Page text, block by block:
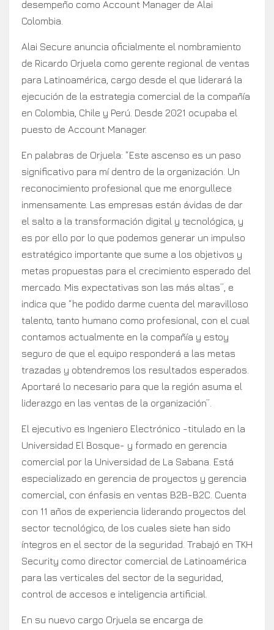
desempeño como Account Manager de Alai
Colombia.
Alai Secure anuncia oficialmente el nombramiento
de Ricardo Orjuela como gerente regional de ventas
para Latinoamérica, cargo desde el que liderará la
ejecución de la estrategia comercial de la compañía
en Colombia, Chile y Perú. Desde 2021 ocupaba el
puesto de Account Manager.
En palabras de Orjuela: “Este ascenso es un paso
significativo para mí dentro de la organización. Un
reconocimiento profesional que me enorgullece
inmensamente. Las empresas están ávidas de dar
el salto a la transformación digital y tecnológica, y
es por ello por lo que podemos generar un impulso
estratégico importante que sume a los objetivos y
metas propuestas para el crecimiento esperado del
mercado. Mis expectativas son las más altas”, e
indica que “he podido darme cuenta del maravilloso
talento, tanto humano como profesional, con el cual
contamos actualmente en la compañía y estoy
seguro de que el equipo responderá a las metas
trazadas y obtendremos los resultados esperados.
Aportaré lo necesario para que la región asuma el
liderazgo en las ventas de la organización”.
El ejecutivo es Ingeniero Electrónico -titulado en la
Universidad El Bosque- y formado en gerencia
comercial por la Universidad de La Sabana. Está
especializado en gerencia de proyectos y gerencia
comercial, con énfasis en ventas B2B-B2C. Cuenta
con 11 años de experiencia liderando proyectos del
sector tecnológico, de los cuales siete han sido
íntegros en el sector de la seguridad. Trabajó en TKH
Security como director comercial de Latinoamérica
para las verticales del sector de la seguridad,
control de accesos e inteligencia artificial.
En su nuevo cargo Orjuela se encarga de